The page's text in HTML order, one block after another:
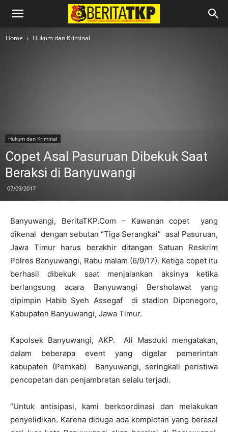
Home Hukum dan Kriminal
Hukum dan Kriminal
Copet Asal Pasuruan Dibekuk Saat
Beraksi di Banyuwangi
07/09/2017
Banyuwangi, BeritaTKP.Com – Kawanan copet yang
dikenal dengan sebutan “Tiga Serangkai” asal Pasuruan,
Jawa Timur harus berakhir ditangan Satuan Reskrim
Polres Banyuwangi, Rabu malam (6/9/17). Ketiga copet itu
berhasil dibekuk saat menjalankan aksinya ketika
berlangsung acara Banyuwangi Bersholawat yang
dipimpin Habib Syeh Assegaf di stadion Diponegoro,
Kabupaten Banyuwangi, Jawa Timur.
Kapolsek Banyuwangi, AKP. Ali Masduki mengatakan,
dalam beberapa event yang digelar pemerintah
kabupaten (Pemkab) Banyuwangi, seringkali peristiwa
pencopetan dan penjambretan selalu terjadi.
“Untuk antisipasi, kami berkoordinasi dan melakukan
penyelidikan. Karena diduga ada komplotan yang berasal